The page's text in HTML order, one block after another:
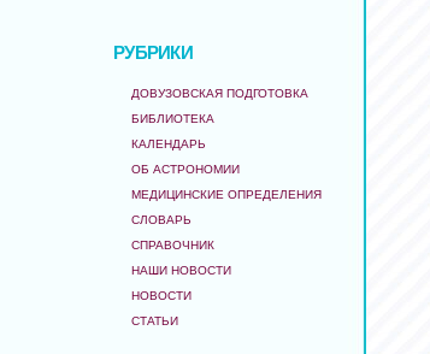
РУБРИКИ
ДОВУЗОВСКАЯ ПОДГОТОВКА
БИБЛИОТЕКА
КАЛЕНДАРЬ
ОБ АСТРОНОМИИ
МЕДИЦИНСКИЕ ОПРЕДЕЛЕНИЯ
СЛОВАРЬ
СПРАВОЧНИК
НАШИ НОВОСТИ
НОВОСТИ
СТАТЬИ